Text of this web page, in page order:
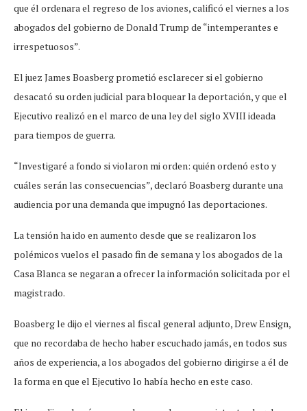
que él ordenara el regreso de los aviones, calificó el viernes a los
abogados del gobierno de Donald Trump de “intemperantes e
irrespetuosos”.
El juez James Boasberg prometió esclarecer si el gobierno
desacató su orden judicial para bloquear la deportación, y que el
Ejecutivo realizó en el marco de una ley del siglo XVIII ideada
para tiempos de guerra.
“Investigaré a fondo si violaron mi orden: quién ordenó esto y
cuáles serán las consecuencias”, declaró Boasberg durante una
audiencia por una demanda que impugnó las deportaciones.
La tensión ha ido en aumento desde que se realizaron los
polémicos vuelos el pasado fin de semana y los abogados de la
Casa Blanca se negaran a ofrecer la información solicitada por el
magistrado.
Boasberg le dijo el viernes al fiscal general adjunto, Drew Ensign,
que no recordaba de hecho haber escuchado jamás, en todos sus
años de experiencia, a los abogados del gobierno dirigirse a él de
la forma en que el Ejecutivo lo había hecho en este caso.